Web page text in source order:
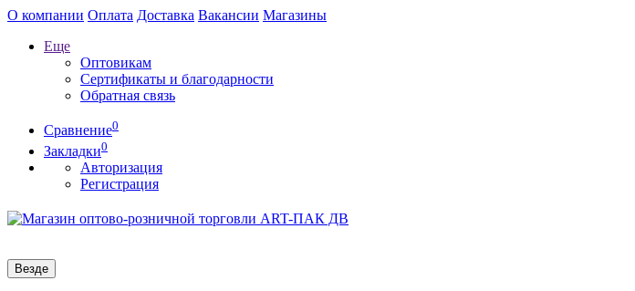
О компании Оплата Доставка Вакансии Магазины
Еще
Оптовикам
Сертификаты и благодарности
Обратная связь
Сравнение0
Закладки0
Авторизация
Регистрация
Везде